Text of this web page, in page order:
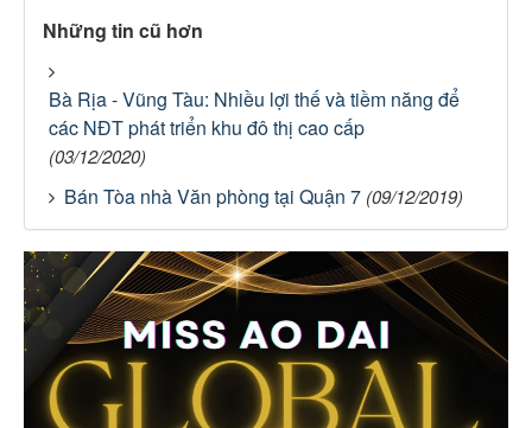
Những tin cũ hơn
Bà Rịa - Vũng Tàu: Nhiều lợi thế và tiềm năng để
các NĐT phát triển khu đô thị cao cấp
(03/12/2020)
Bán Tòa nhà Văn phòng tại Quận 7 (09/12/2019)